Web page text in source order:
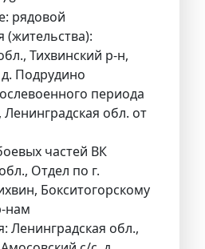
рядовой
Тихвинский р-н,
Подрудино
периода
обл. от
частей ВК
Отдел по г.
Бокситогорскому
нам
Ленинградская обл.,